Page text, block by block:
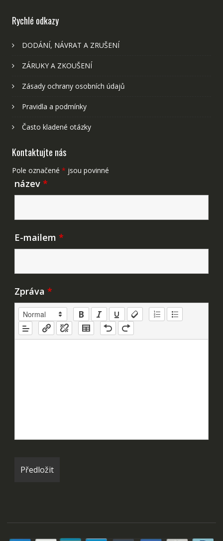
Rychlé odkazy
DODÁNÍ, NÁVRAT A ZRUŠENÍ
ZÁRUKY A ZKOUŠENÍ
Zásady ochrany osobních údajů
Pravidla a podmínky
Často kladené otázky
Kontaktujte nás
Pole označené * jsou povinné
název *
E-mailem *
Zpráva *